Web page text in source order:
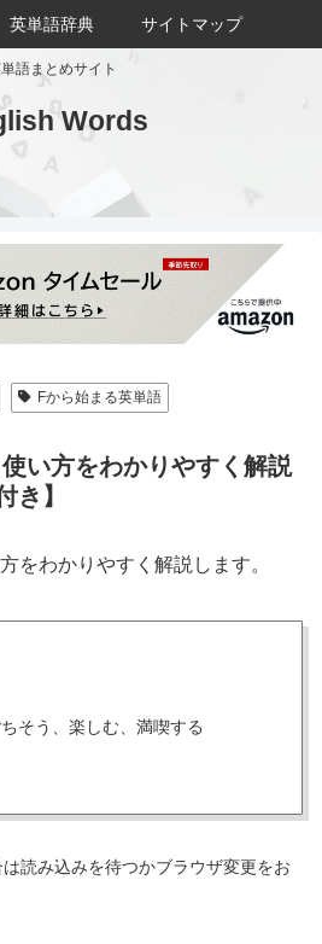
語まとめサイト
Words
英単語辞典 サイトマップ
Fから始まる英単語
い方をわかりやすく解説
き】
をわかりやすく解説します。
そう、楽しむ、満喫する
読み込みを待つかブラウザ変更をお